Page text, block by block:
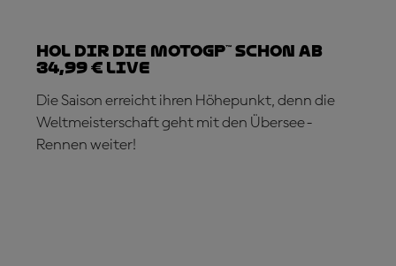
Hol dir die MotoGP™ schon ab
34,99 € live
Die Saison erreicht ihren Höhepunkt, denn die
Weltmeisterschaft geht mit den Übersee-
Rennen weiter!